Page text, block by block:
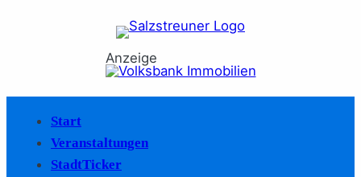
Anzeige
Start
Veranstaltungen
StadtTicker